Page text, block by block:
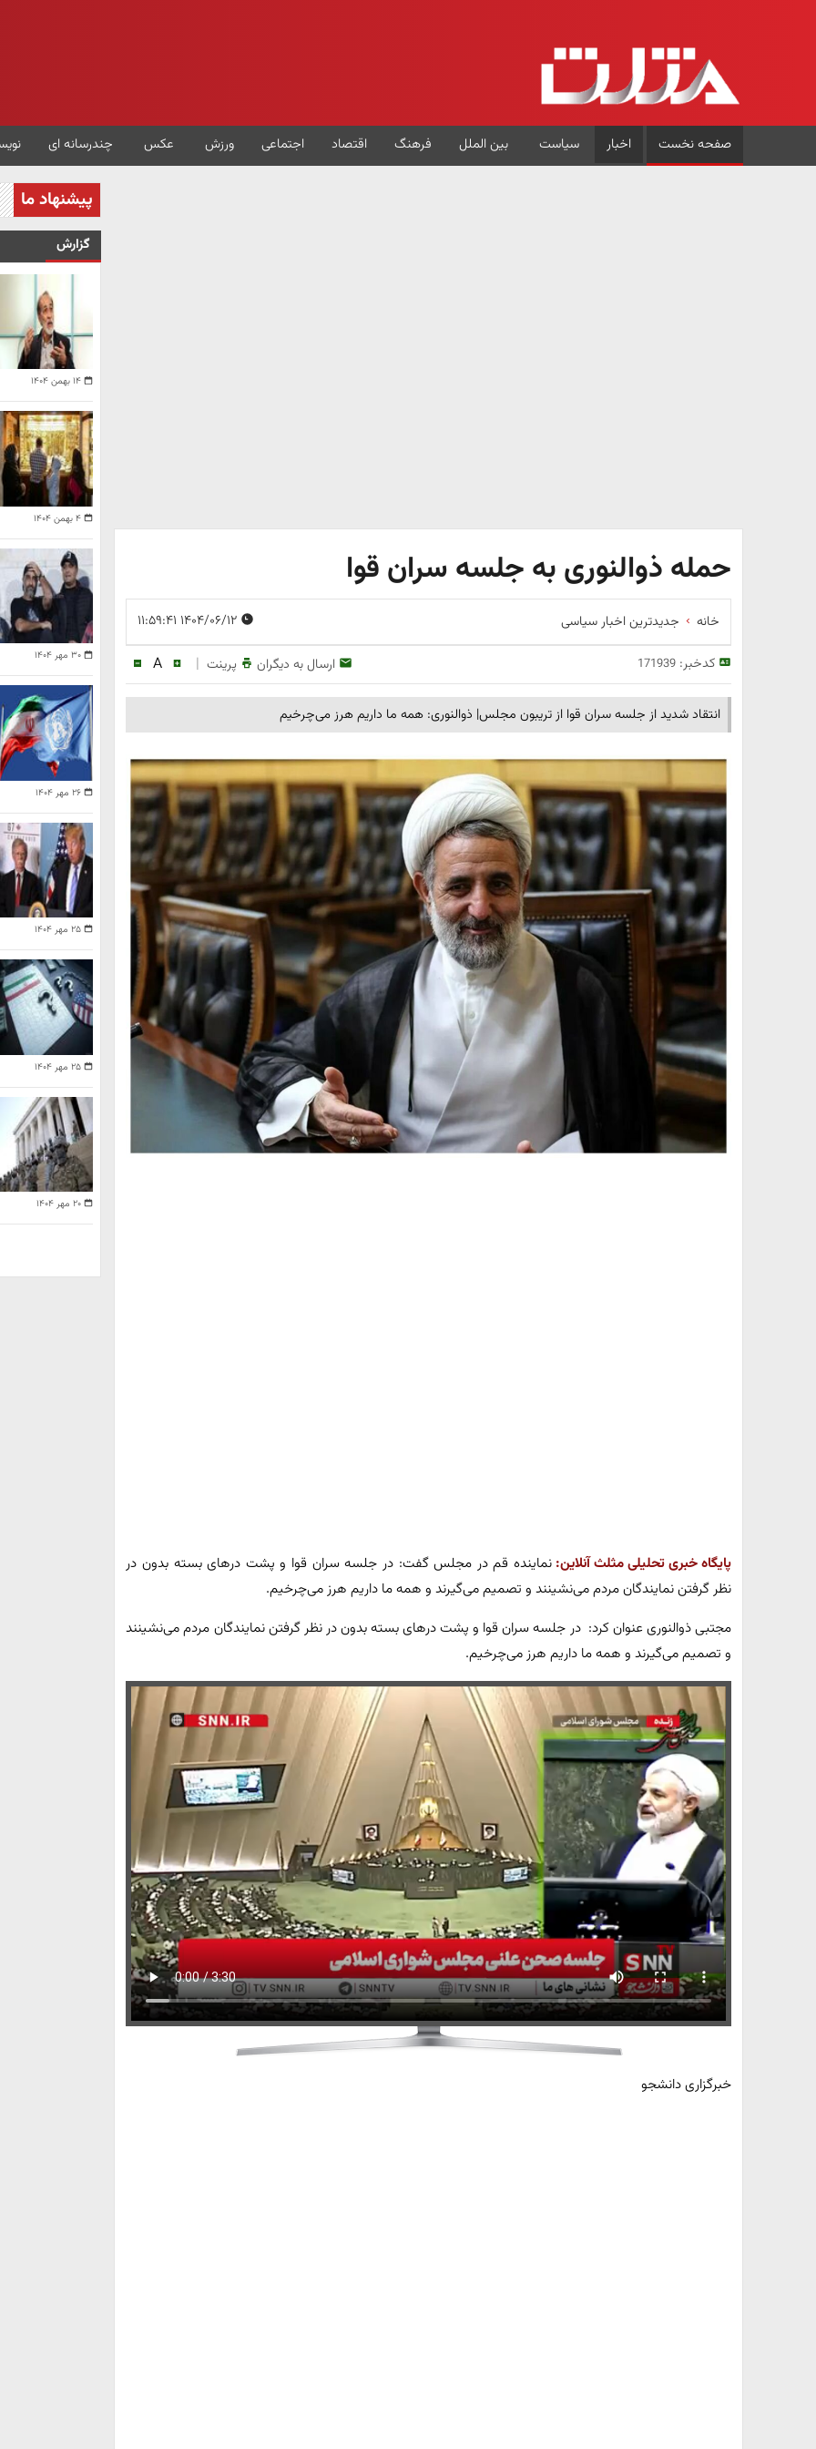
صفحه نخست اخبار سیاست بین الملل فرهنگ اقتصاد اجتماعی ورزش عکس چندرسانه ای
حمله ذوالنوری به جلسه سران قوا
خانه جدیدترین اخبار سیاسی
کدخبر:171939 ارسال به دیگران پرینت |
A
انتقاد شدید از جلسه سران قوا از تریبون مجلس| ذوالنوری: همه ما داریم هرز می‌چرخیم
پایگاه خبری تحلیلی مثلث آنلاین: نماینده قم در مجلس گفت: در جلسه سران قوا و پشت درهای بسته بدون در
نظر گرفتن نمایندگان مردم می‌نشینند و تصمیم می‌گیرند و همه ما داریم هرز می‌چرخیم.
مجتبی ذوالنوری عنوان کرد: در جلسه سران قوا و پشت درهای بسته بدون در نظر گرفتن نمایندگان مردم می‌نشینند
و تصمیم می‌گیرند و همه ما داریم هرز می‌چرخیم.
خبرگزاری دانشجو
پیشنهاد ما
گزارش
۱۴ بهمن ۱۴۰۴
۴ بهمن ۱۴۰۴
۳۰ مهر ۱۴۰۴
۲۶ مهر ۱۴۰۴
۲۵ مهر ۱۴۰۴
۲۵ مهر ۱۴۰۴
۲۰ مهر ۱۴۰۴